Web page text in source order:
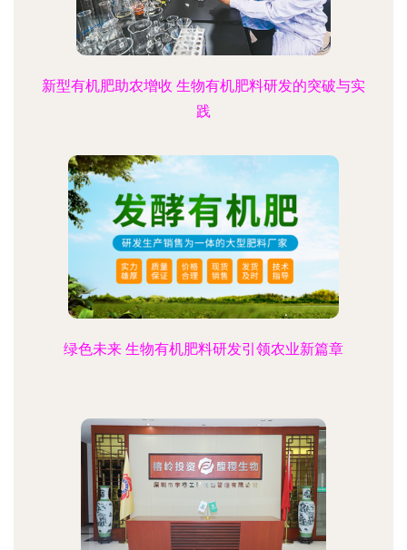
新型有机肥助农增收 生物有机肥料研发的突破与实
践
绿色未来 生物有机肥料研发引领农业新篇章